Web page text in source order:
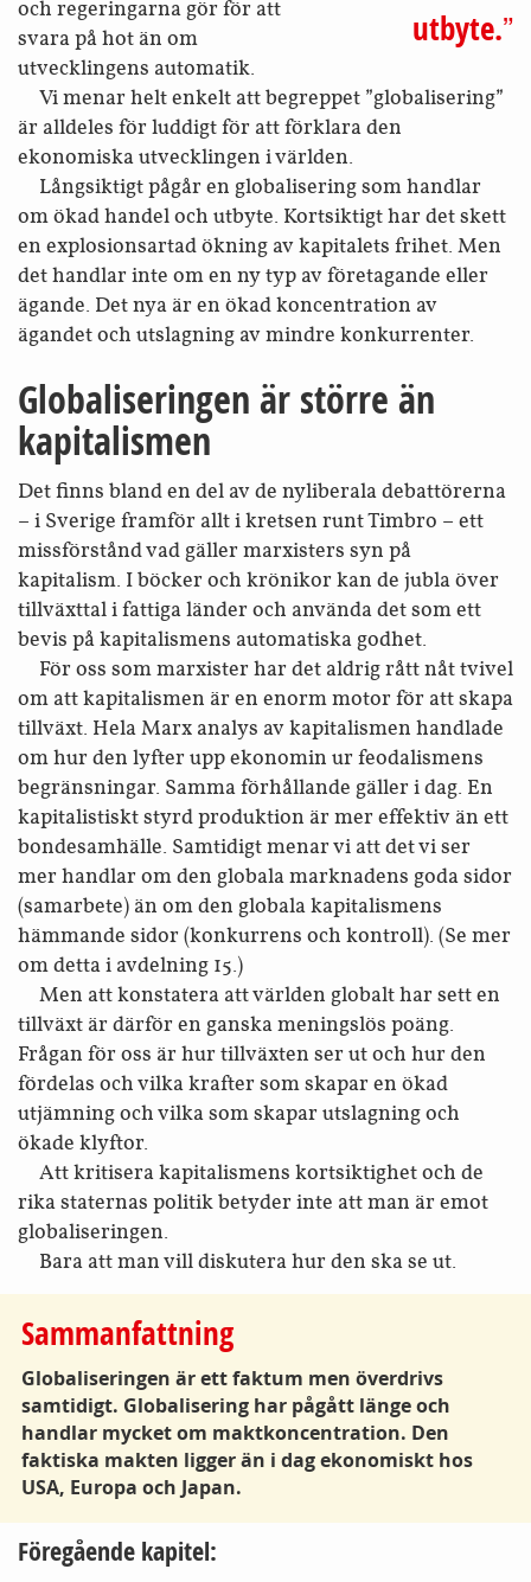
utbyte.
och regeringarna gör för att
svara på hot än om
utvecklingens automatik.
Vi menar helt enkelt att begreppet ”globalisering”
är alldeles för luddigt för att förklara den
ekonomiska utvecklingen i världen.
Långsiktigt pågår en globalisering som handlar
om ökad handel och utbyte. Kortsiktigt har det skett
en explosionsartad ökning av kapitalets frihet. Men
det handlar inte om en ny typ av företagande eller
ägande. Det nya är en ökad koncentration av
ägandet och utslagning av mindre konkurrenter.
Globaliseringen är större än
kapitalismen
Det finns bland en del av de nyliberala debattörerna
– i Sverige framför allt i kretsen runt Timbro – ett
missförstånd vad gäller marxisters syn på
kapitalism. I böcker och krönikor kan de jubla över
tillväxttal i fattiga länder och använda det som ett
bevis på kapitalismens automatiska godhet.
För oss som marxister har det aldrig rått nåt tvivel
om att kapitalismen är en enorm motor för att skapa
tillväxt. Hela Marx analys av kapitalismen handlade
om hur den lyfter upp ekonomin ur feodalismens
begränsningar. Samma förhållande gäller i dag. En
kapitalistiskt styrd produktion är mer effektiv än ett
bondesamhälle. Samtidigt menar vi att det vi ser
mer handlar om den globala marknadens goda sidor
(samarbete) än om den globala kapitalismens
hämmande sidor (konkurrens och kontroll). (Se mer
om detta i avdelning 15.)
Men att konstatera att världen globalt har sett en
tillväxt är därför en ganska meningslös poäng.
Frågan för oss är hur tillväxten ser ut och hur den
fördelas och vilka krafter som skapar en ökad
utjämning och vilka som skapar utslagning och
ökade klyftor.
Att kritisera kapitalismens kortsiktighet och de
rika staternas politik betyder inte att man är emot
globaliseringen.
Bara att man vill diskutera hur den ska se ut.
Sammanfattning
Globaliseringen är ett faktum men överdrivs
samtidigt. Globalisering har pågått länge och
handlar mycket om maktkoncentration. Den
faktiska makten ligger än i dag ekonomiskt hos
USA, Europa och Japan.
Föregående kapitel: